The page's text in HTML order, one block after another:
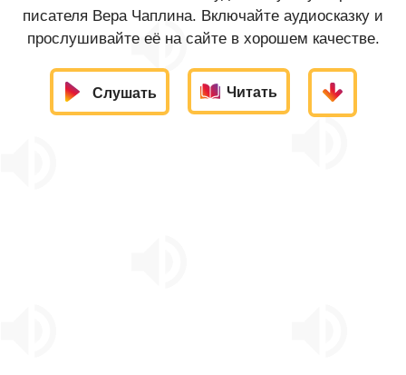
писателя Вера Чаплина. Включайте аудиосказку и
прослушивайте её на сайте в хорошем качестве.
Слушать Читать